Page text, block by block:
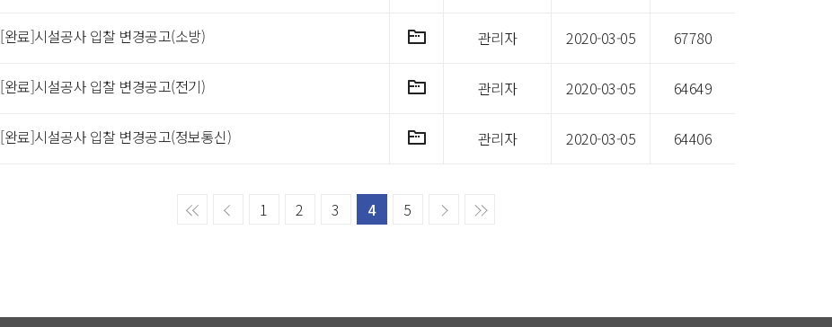
[완료]시설공사 입찰 변경공고(소방) 관리자 2020-03-05 67780
[완료]시설공사 입찰 변경공고(전기) 관리자 2020-03-05 64649
[완료]시설공사 입찰 변경공고(정보통신) 관리자 2020-03-05 64406
1 2 3 4 5